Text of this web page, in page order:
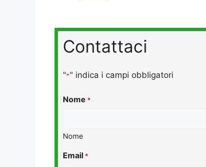
Contattaci
"*" indica i campi obbligatori
Nome *
Nome
Email *